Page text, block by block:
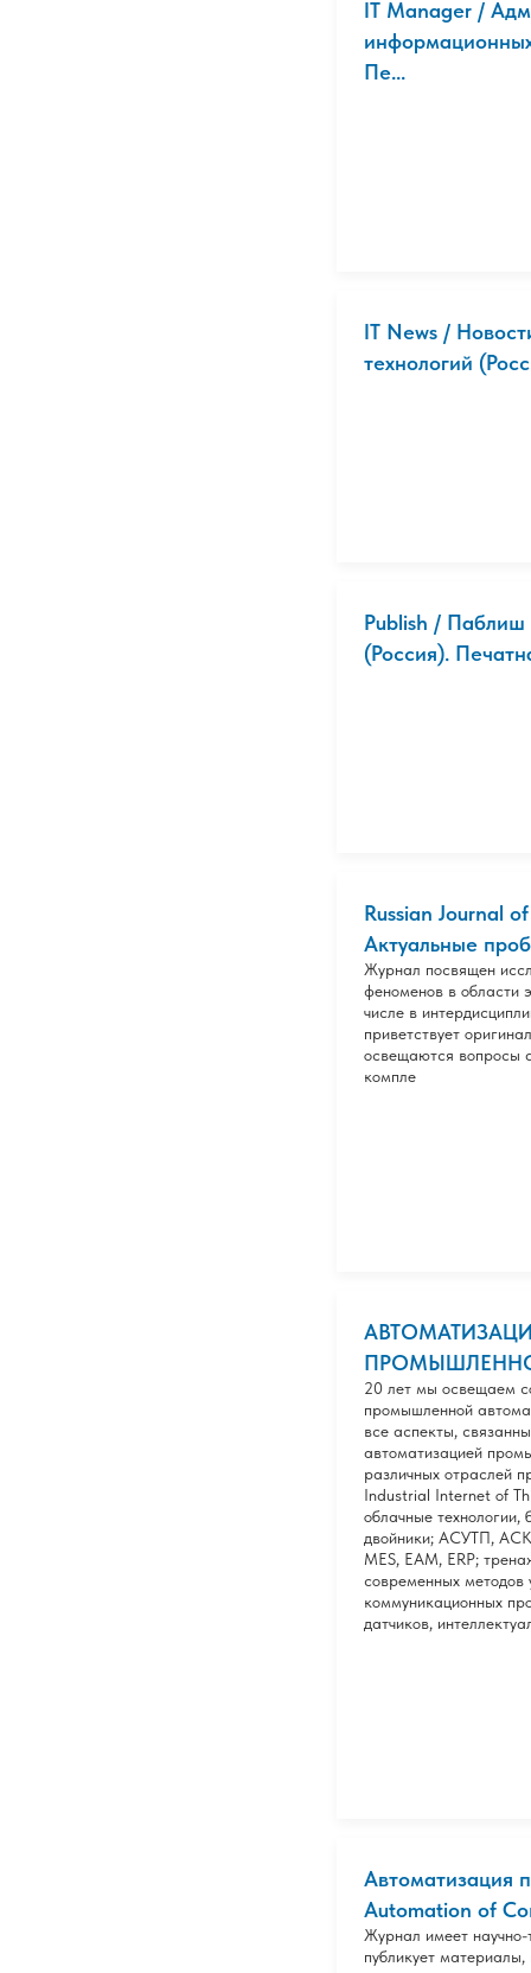
IT Manager /
Пе...
IT News /
технологий
Publish / Паблиш
(Россия).
Russian Journal
Актуальные
Журнал посвящен
феноменов в области
числе в
приветствует
освещаются вопросы
компле
20 лет мы освещаем
промышленной
все аспекты,
автоматизацией
различных отраслей
Industrial Internet of
облачные
двойники; АСУТП,
MES, EAM, ERP;
современных методов
коммуникационных
датчиков,
Автоматизация
Automation of
Журнал имеет научно-
публикует